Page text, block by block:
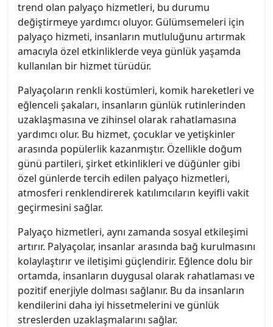
trend olan palyaço hizmetleri, bu durumu
değiştirmeye yardımcı oluyor. Gülümsemeleri için
palyaço hizmeti, insanların mutluluğunu artırmak
amacıyla özel etkinliklerde veya günlük yaşamda
kullanılan bir hizmet türüdür.
Palyaçoların renkli kostümleri, komik hareketleri ve
eğlenceli şakaları, insanların günlük rutinlerinden
uzaklaşmasına ve zihinsel olarak rahatlamasına
yardımcı olur. Bu hizmet, çocuklar ve yetişkinler
arasında popülerlik kazanmıştır. Özellikle doğum
günü partileri, şirket etkinlikleri ve düğünler gibi
özel günlerde tercih edilen palyaço hizmetleri,
atmosferi renklendirerek katılımcıların keyifli vakit
geçirmesini sağlar.
Palyaço hizmetleri, aynı zamanda sosyal etkileşimi
artırır. Palyaçolar, insanlar arasında bağ kurulmasını
kolaylaştırır ve iletişimi güçlendirir. Eğlence dolu bir
ortamda, insanların duygusal olarak rahatlaması ve
pozitif enerjiyle dolması sağlanır. Bu da insanların
kendilerini daha iyi hissetmelerini ve günlük
streslerden uzaklaşmalarını sağlar.